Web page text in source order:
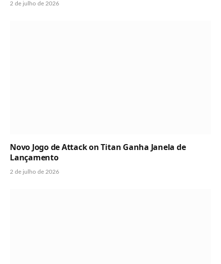
2 de julho de 2026
Novo Jogo de Attack on Titan Ganha Janela de
Lançamento
2 de julho de 2026